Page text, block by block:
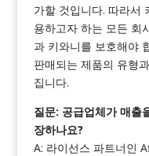
가할 것입니다. 따라서
용하고자 하는 모든 회
과 키와니를 보호해야
판매되는 제품의 유형
집니다.
질문: 공급업체가 매출
장하나요?
A: 라이선스 파트너인